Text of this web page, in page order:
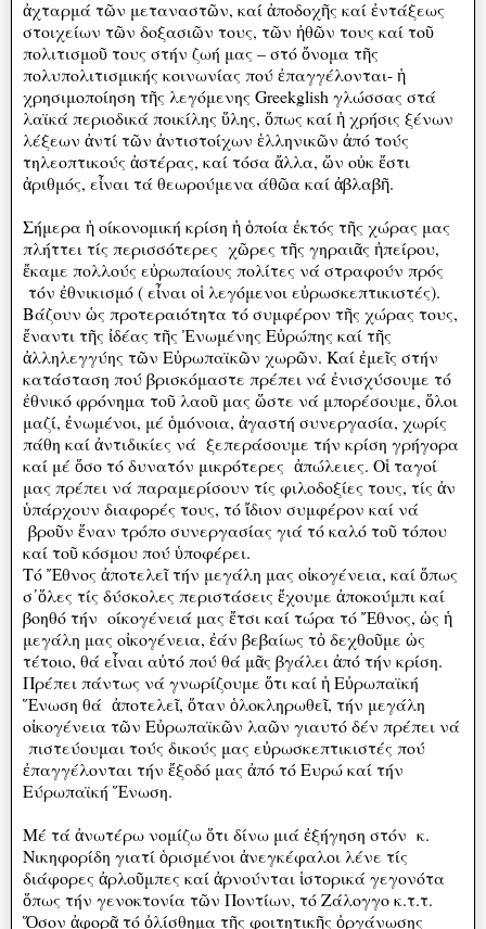
ἀχταρμά τῶν μεταναστῶν, καί ἀποδοχῆς καί ἐντάξεως
στοιχείων τῶν δοξασιῶν τους, τῶν ἠθῶν τους καί τοῦ
πολιτισμοῦ τους στήν ζωή μας – στό ὄνομα τῆς
πολυπολιτισμικής κοινωνίας πού ἐπαγγέλονται- ἡ
χρησιμοποίηση τῆς λεγόμενης Greekglish γλώσσας στά
λαϊκά περιοδικά ποικίλης ὕλης, ὅπως καί ἡ χρήσις ξένων
λέξεων ἀντί τῶν ἀντιστοίχων ἑλληνικῶν ἀπό τούς
τηλεοπτικούς ἀστέρας, καί τόσα ἄλλα, ὥν οὐκ ἔστι
ἀριθμός, εἶναι τά θεωρούμενα άθῶα καί ἀβλαβῆ.
Σήμερα ἡ οίκονομική κρίση ἡ ὁποία ἐκτός τῆς χώρας μας
πλήττει τίς περισσότερες χῶρες τῆς γηραιᾶς ἠπείρου,
ἔκαμε πολλούς εὐρωπαίους πολίτες νά στραφούν πρός
τόν ἐθνικισμό ( εἶναι οἱ λεγόμενοι εὐρωσκεπτικιστές).
Βάζουν ὡς προτεραιότητα τό συμφέρον τῆς χώρας τους,
ἔναντι τῆς ἰδέας τῆς Ἐνωμένης Εὐρώπης καί τῆς
ἀλληλεγγύης τῶν Εὐρωπαϊκῶν χωρῶν. Καί ἐμεῖς στήν
κατάσταση πού βρισκόμαστε πρέπει νά ἐνισχύσουμε τό
ἐθνικό φρόνημα τοῦ λαοῦ μας ὥστε νά μπορέσουμε, ὅλοι
μαζί, ἐνωμένοι, μέ ὁμόνοια, ἀγαστή συνεργασία, χωρίς
πάθη καί ἀντιδικίες νά ξεπεράσουμε τήν κρίση γρήγορα
καί μέ ὅσο τό δυνατόν μικρότερες ἀπώλειες. Οἱ ταγοί
μας πρέπει νά παραμερίσουν τίς φιλοδοξίες τους, τίς ἀν
ὑπάρχουν διαφορές τους, τό ἴδιον συμφέρον καί νά
βροῦν ἕναν τρόπο συνεργασίας γιά τό καλό τοῦ τόπου
καί τοῦ κόσμου πού ὑποφέρει.
Τό Ἔθνος ἀποτελεῖ τήν μεγάλη μας οἰκογένεια, καί ὅπως
σ᾽ὅλες τίς δύσκολες περιστάσεις ἔχουμε ἀποκούμπι καί
βοηθό τήν οίκογένειά μας ἔτσι καί τώρα τό Ἔθνος, ὡς ἡ
μεγάλη μας οἰκογένεια, ἐάν βεβαίως τὀ δεχθοῦμε ὡς
τέτοιο, θά εἶναι αὐτό πού θά μᾶς βγάλει ἀπό τήν κρίση.
Πρέπει πάντως νά γνωρίζουμε ὅτι καί ἡ Εὐρωπαϊκή
Ἕνωση θά ἀποτελεῖ, ὅταν ὁλοκληρωθεῖ, τήν μεγάλη
οἰκογένεια τῶν Εὐρωπαϊκῶν λαῶν γιαυτό δέν πρέπει νά
πιστεύουμαι τούς δικούς μας εὐρωσκεπτικιστές πού
ἐπαγγέλονται τήν ἔξοδό μας ἀπό τό Ευρώ καί τήν
Εύρωπαϊκή Ἕνωση.
Μέ τά ἀνωτέρω νομίζω ὅτι δίνω μιά ἐξήγηση στόν κ.
Νικηφορίδη γιατί ὁρισμένοι ἀνεγκέφαλοι λένε τίς
διάφορες ἀρλοῦμπες καί ἀρνούνται ἱστορικά γεγονότα
ὅπως τήν γενοκτονία τῶν Ποντίων, τό Ζάλογγο κ.τ.τ.
Ὅσον ἀφορᾶ τό ὀλίσθημα τῆς φοιτητικῆς ὀργάνωσης